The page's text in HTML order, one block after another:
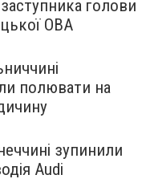
голови
ОВА
полювати на
зупинили
Audi